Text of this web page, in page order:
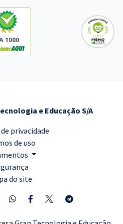
1000
e Educação S/A
privacidade
de uso
do site